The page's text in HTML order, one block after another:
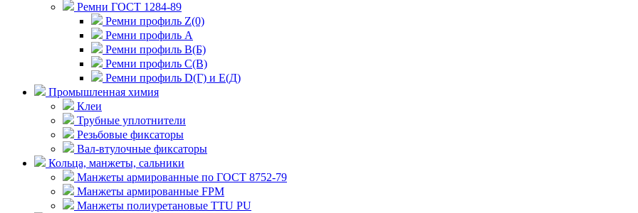
Ремни ГОСТ 1284-89
Ремни профиль Z(0)
Ремни профиль А
Ремни профиль В(Б)
Ремни профиль С(В)
Ремни профиль D(Г) и E(Д)
Промышленная химия
Клеи
Трубные уплотнители
Резьбовые фиксаторы
Вал-втулочные фиксаторы
Кольца, манжеты, сальники
Манжеты армированные по ГОСТ 8752-79
Манжеты армированные FPM
Манжеты полиуретановые TTU PU